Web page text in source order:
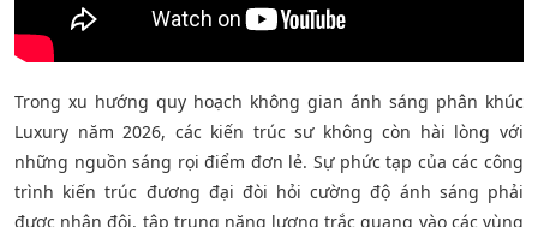
Trong xu hướng quy hoạch không gian ánh sáng phân khúc
Luxury năm 2026, các kiến trúc sư không còn hài lòng với
những nguồn sáng rọi điểm đơn lẻ. Sự phức tạp của các công
trình kiến trúc đương đại đòi hỏi cường độ ánh sáng phải
được nhân đôi, tập trung năng lượng trắc quang vào các vùng